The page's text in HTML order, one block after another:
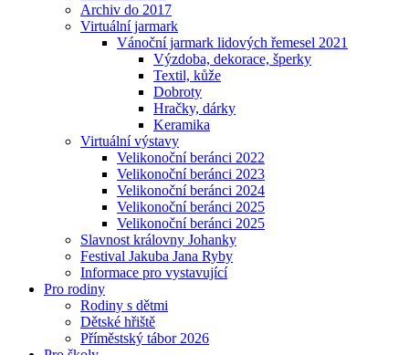
Archiv do 2017
Virtuální jarmark
Vánoční jarmark lidových řemesel 2021
Výzdoba, dekorace, šperky
Textil, kůže
Dobroty
Hračky, dárky
Keramika
Virtuální výstavy
Velikonoční beránci 2022
Velikonoční beránci 2023
Velikonoční beránci 2024
Velikonoční beránci 2025
Velikonoční beránci 2025
Slavnost královny Johanky
Festival Jakuba Jana Ryby
Informace pro vystavující
Pro rodiny
Rodiny s dětmi
Dětské hřiště
Příměstský tábor 2026